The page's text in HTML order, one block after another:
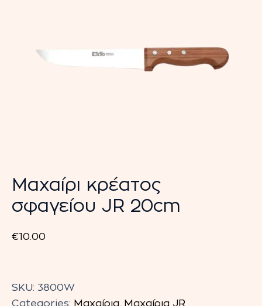
Μαχαίρι κρέατος
σφαγείου JR 20cm
€10.00
κρέατος
σφαγείου
SKU: 3800W
Categories: Μαχαίρια, Μαχαίρια JR